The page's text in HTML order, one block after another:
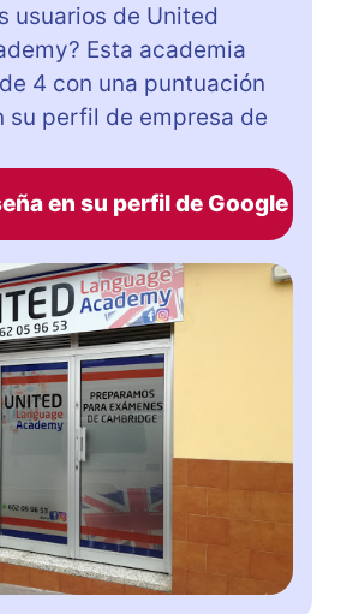
usuarios de United
Esta academia
4 con una puntuación
su perfil de empresa de
en su perfil de Google